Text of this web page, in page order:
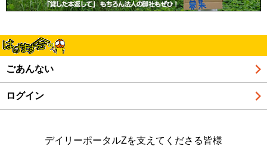
ごあんない
ログイン
デイリーポータルZを支えてくださる皆様